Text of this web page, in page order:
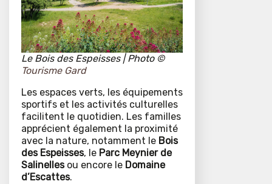
Le Bois des Espeisses | Photo ©
Tourisme Gard
Les espaces verts, les équipements
sportifs et les activités culturelles
facilitent le quotidien. Les familles
apprécient également la proximité
avec la nature, notamment le Bois
des Espeisses, le Parc Meynier de
Salinellesou encore le Domaine
d’Escattes.